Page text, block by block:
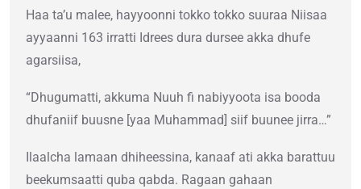
Haa ta’u malee, hayyoonni tokko tokko suuraa Niisaa
ayyaanni 163 irratti Idrees dura dursee akka dhufe
agarsiisa,
“Dhugumatti, akkuma Nuuh fi nabiyyoota isa booda
dhufaniif buusne [yaa Muhammad] siif buunee jirra…”
Ilaalcha lamaan dhiheessina, kanaaf ati akka barattuu
beekumsaatti quba qabda. Ragaan gahaan